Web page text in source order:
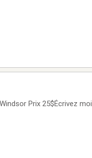
avec cremier De Windsor Prix 25$Écrivez moi